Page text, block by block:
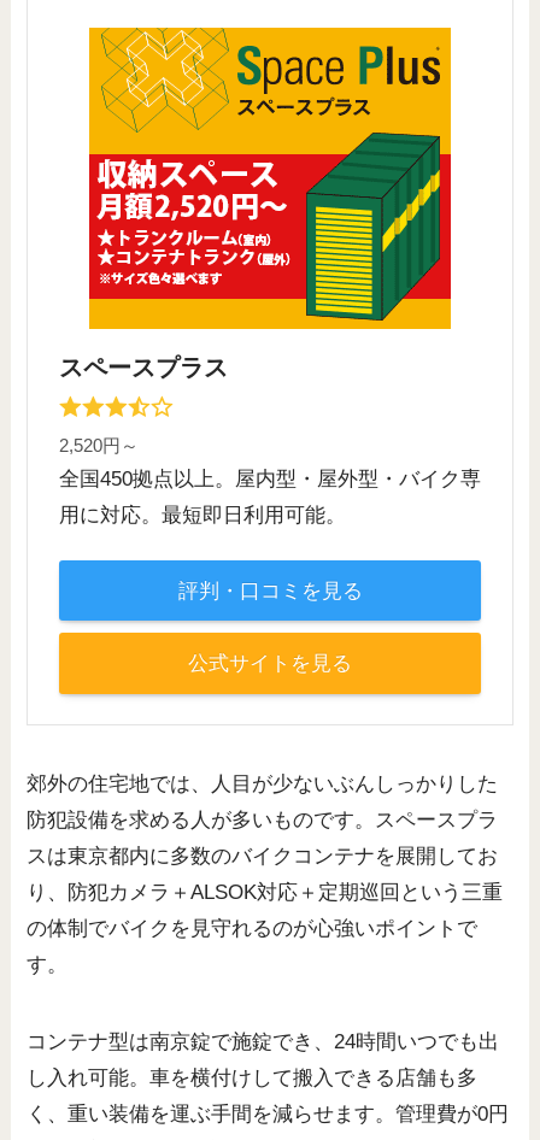
スペースプラス
2,520円～
全国450拠点以上。屋内型・屋外型・バイク専
用に対応。最短即日利用可能。
評判・口コミを見る
公式サイトを見る
郊外の住宅地では、人目が少ないぶんしっかりした
防犯設備を求める人が多いものです。スペースプラ
スは東京都内に多数のバイクコンテナを展開してお
り、防犯カメラ＋ALSOK対応＋定期巡回という三重
の体制でバイクを見守れるのが心強いポイントで
す。
コンテナ型は南京錠で施錠でき、24時間いつでも出
し入れ可能。車を横付けして搬入できる店舗も多
く、重い装備を運ぶ手間を減らせます。管理費が0円